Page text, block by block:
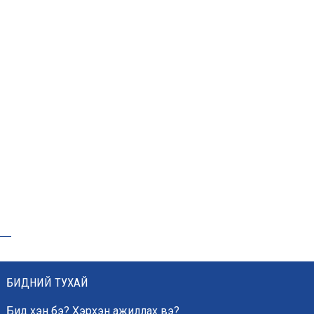
БИДНИЙ ТУХАЙ
Бид хэн бэ? Хэрхэн ажиллах вэ?